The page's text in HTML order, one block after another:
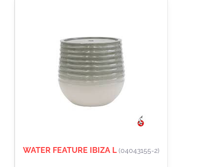
WATER FEATURE IBIZA L (04043155-2)